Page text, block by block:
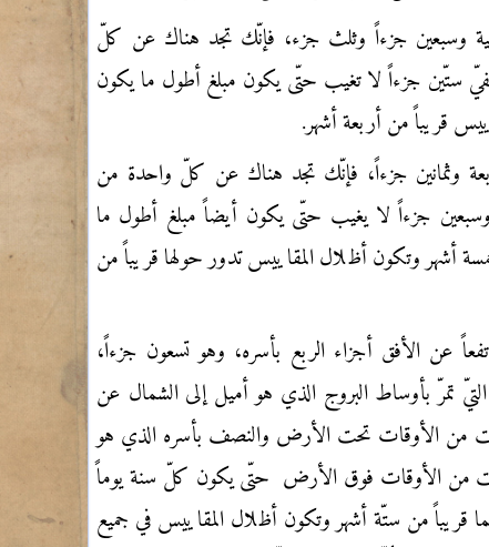
وسبعين جزءاً وثلث جزء، فإنّك تجد هناك عن كلّ
ستّين جزءاً لا تغيب حتّى يكون مبلغ أطول ما يكون
قريباً من أربعة أشهر.
وثمانين جزءاً، فإنّك تجد هناك عن كلّ واحدة من
جزءاً لا يغيب حتّى يكون أيضاً مبلغ أطول ما
أشهر وتكون أظلال المقاييس تدور حولها قريباً من
عن الأفق أجزاء الربع بأسره، وهو تسعون جزءاً،
تمرّ بأوساط البروج الذي هو أميل إلى الشمال عن
من الأوقات تحت الأرض والنصف بأسره الذي هو
من الأوقات فوق الأرض
حتّى يكون كلّ سنة يوماً
قريباً من ستّة أشهر وتكون أظلال المقاييس في جميع